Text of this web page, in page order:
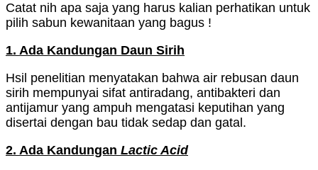
Catat nih apa saja yang harus kalian perhatikan untuk
pilih sabun kewanitaan yang bagus !
1. Ada Kandungan Daun Sirih
Hsil penelitian menyatakan bahwa air rebusan daun
sirih mempunyai sifat antiradang, antibakteri dan
antijamur yang ampuh mengatasi keputihan yang
disertai dengan bau tidak sedap dan gatal.
2. Ada Kandungan Lactic Acid